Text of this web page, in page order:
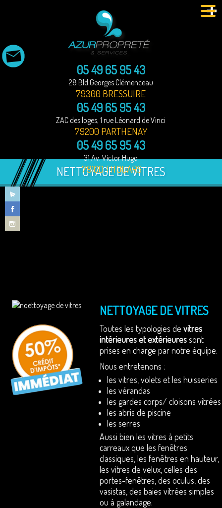
05 49 65 95 43
28 Bld Georges Clémenceau
79300 BRESSUIRE
05 49 65 95 43
ZAC des loges, 1 rue Léonard de Vinci
79200 PARTHENAY
05 49 65 95 43
31 Av. Victor Hugo
79100 THOUARS
MENU
Particuliers
Professionnels
Nettoyage vehicules
Entretien des espaces verts
NETTOYAGE DE VITRES
NETTOYAGE DE VITRES
Toutes les typologies de vitres
intérieures et extérieuressont
prises en charge par notre équipe.
Nous entretenons :
les vitres, volets et les huisseries
les vérandas
les gardes corps/ cloisons vitrées
les abris de piscine
les serres
Aussi bien les vitres à petits
carreaux que les fenêtres
classiques, les fenêtres en hauteur,
les vitres de velux, celles des
portes-fenêtres, des oculus, des
vasistas, des baies vitrées simples
ou à galandage.